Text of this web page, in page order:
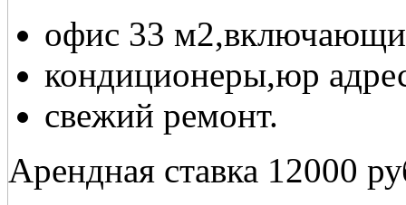
офис 33
кондиционеры,юр
свежий ремонт.
Арендная ставка 12000